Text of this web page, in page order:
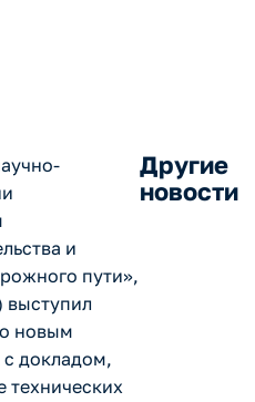
и
пути»,
новым
докладом,
технических
Другие
новости